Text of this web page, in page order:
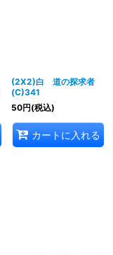
(2X2)白 道の探求者
(C)341
50円(税込)
カートに入れる